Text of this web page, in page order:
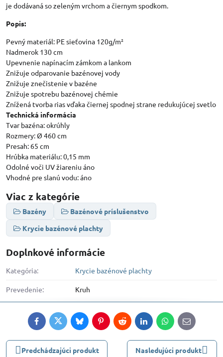
je dodávaná so zeleným vrchom a čiernym spodkom.
Popis:
Pevný materiál: PE sieťovina 120g/m²
Nadmerok 130 cm
Upevnenie napínacím zámkom a lankom
Znižuje odparovanie bazénovej vody
Znižuje znečistenie v bazéne
Znižuje spotrebu bazénovej chémie
Znížená tvorba rias vďaka čiernej spodnej strane redukujúcej svetlo
Technická informácia
Tvar bazéna: okrúhly
Rozmery: Ø 460 cm
Presah: 65 cm
Hrúbka materiálu: 0,15 mm
Odolné voči UV žiareniu áno
Vhodné pre slanú vodu: áno
Viac z kategórie
Bazény
Bazénové príslušenstvo
Krycie bazénové plachty
Doplnkové informácie
Kategória: Krycie bazénové plachty
Prevedenie: Kruh
FacebookTwitterBlueskyPinterestRedditLinkedInWhatsApp
E-
mail
Predchádzajúci produkt Nasledujúci produkt